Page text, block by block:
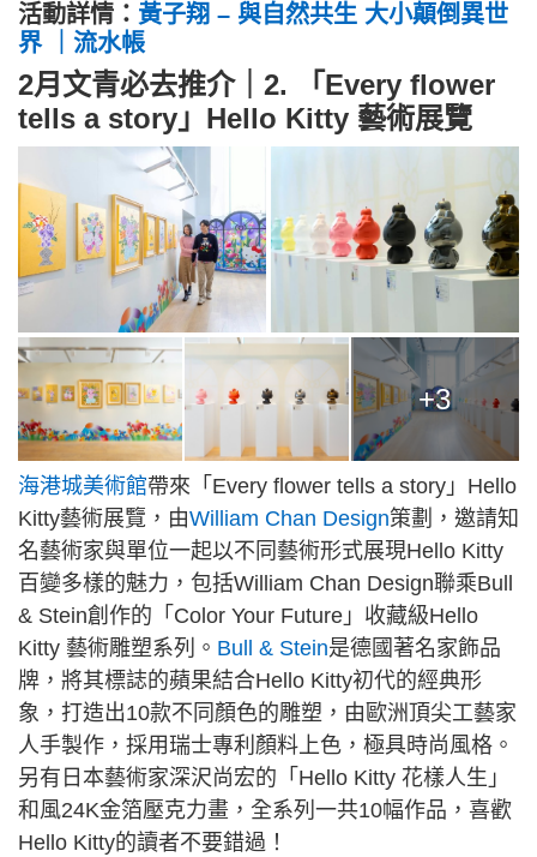
活動詳情： 黃子翔 – 與自然共生 大小顛倒異世
界 ｜流水帳
2月文青必去推介｜2. 「Every flower
tells a story」Hello Kitty 藝術展覽
+3
海港城美術館帶來「Every flower tells a story」Hello
Kitty藝術展覽，由William Chan Design策劃，邀請知
名藝術家與單位一起以不同藝術形式展現Hello Kitty
百變多樣的魅力，包括William Chan Design聯乘Bull
& Stein創作的「Color Your Future」收藏級Hello
Kitty 藝術雕塑系列。 Bull & Stein是德國著名家飾品
牌，將其標誌的蘋果結合Hello Kitty初代的經典形
象，打造出10款不同顏色的雕塑，由歐洲頂尖工藝家
人手製作，採用瑞士專利顏料上色，極具時尚風格。
另有日本藝術家深沢尚宏的「Hello Kitty 花樣人生」
和風24K金箔壓克力畫，全系列一共10幅作品，喜歡
Hello Kitty的讀者不要錯過！